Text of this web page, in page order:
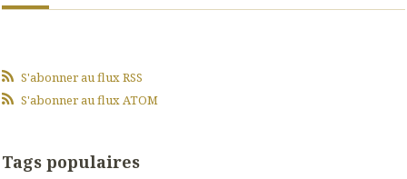
S'abonner au flux RSS
S'abonner au flux ATOM
Tags populaires